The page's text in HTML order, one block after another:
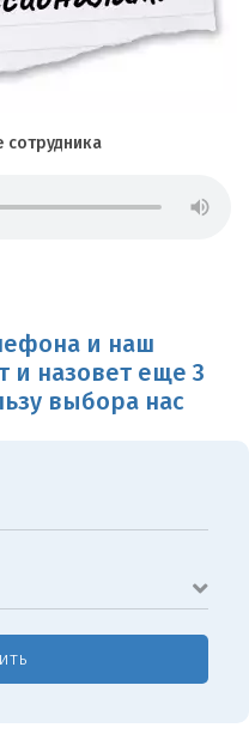
сотрудника
и наш
и назовет еще 3
выбора нас